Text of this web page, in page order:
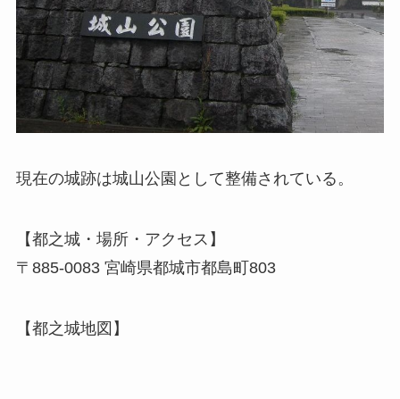
現在の城跡は城山公園として整備されている。
【都之城・場所・アクセス】
〒885-0083 宮崎県都城市都島町803
【都之城地図】